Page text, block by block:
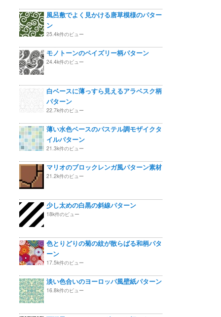
風呂敷でよく見かける唐草模様のパター
ン
25.4k件のビュー
モノトーンのペイズリー柄パターン
24.4k件のビュー
白ベースに薄っすら見えるアラベスク柄
パターン
22.7k件のビュー
薄い水色ベースのパステル調モザイクタ
イルパターン
21.3k件のビュー
マリオのブロックレンガ風パターン素材
21.2k件のビュー
少し太めの白黒の斜線パターン
18k件のビュー
色とりどりの菊の紋が散らばる和柄パタ
ーン
17.5k件のビュー
淡い色合いのヨーロッパ風壁紙パターン
16.8k件のビュー